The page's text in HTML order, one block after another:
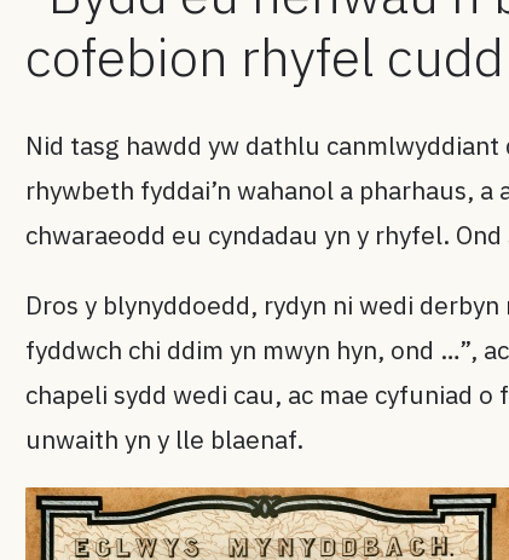
cofebion rhyfel
Nid tasg hawdd yw dathlu canmlwyddiant
rhywbeth fyddai’n wahanol a pharhaus,
chwaraeodd eu cyndadau yn y rhyfel.
Dros y blynyddoedd, rydyn ni wedi
fyddwch chi ddim yn mwyn hyn, ond …”,
chapeli sydd wedi cau, ac mae cyfuniad
unwaith yn y lle blaenaf.